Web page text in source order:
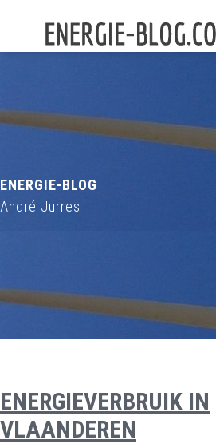
ENERGIE-BLOG
André Jurres
ENERGIEVERBRUIK IN
VLAANDEREN